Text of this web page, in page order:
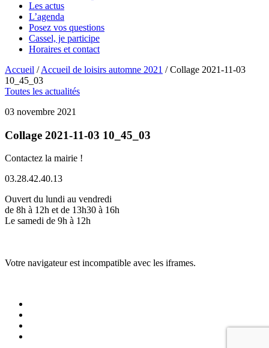
Les actus
L’agenda
Posez vos questions
Cassel, je participe
Horaires et contact
Accueil /Accueil de loisirs automne 2021 /Collage 2021-11-03
10_45_03
Toutes les actualités
03 novembre 2021
Collage 2021-11-03 10_45_03
Contactez la mairie !
03.28.42.40.13
Ouvert du lundi au vendredi
de 8h à 12h et de 13h30 à 16h
Le samedi de 9h à 12h
Votre navigateur est incompatible avec les iframes.